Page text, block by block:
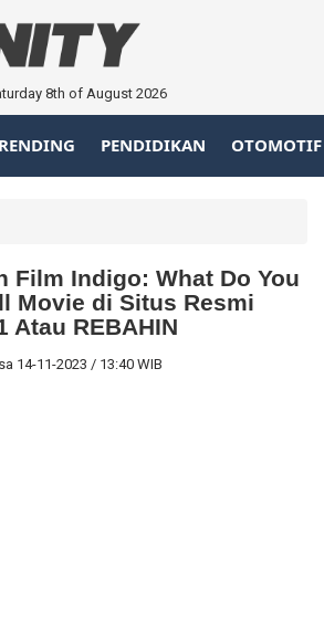
8th of August 2026
PENDIDIKAN OTOMOTIF
Film Indigo: What Do You
Movie di Situs Resmi
Atau REBAHIN
14-11-2023 / 13:40 WIB